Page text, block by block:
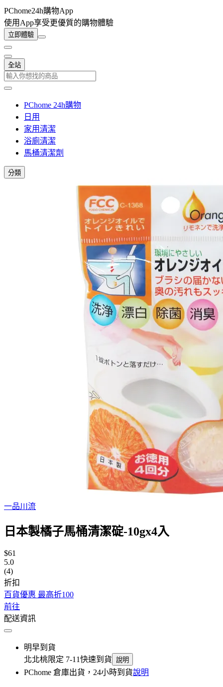
PChome24h購物App
使用App享受更優質的購物體驗
立即體驗
全站
PChome 24h購物
日用
家用清潔
浴廁清潔
馬桶清潔劑
分類
一品川流
日本製橘子馬桶清潔碇-10gx4入
$61
5.0
(4)
折扣
百貨優惠 最高折100
前往
配送資訊
明早到貨
北北桃限定 7-11快速到貨 說明
PChome 倉庫出貨，24小時到貨說明